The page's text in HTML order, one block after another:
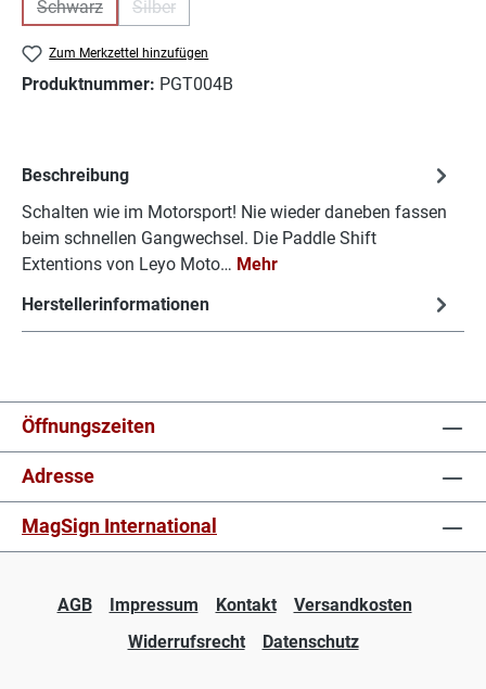
Schwarz
(Diese Option ist zurzeit nicht verfügbar.)
Silber
Zum Merkzettel hinzufügen
Produktnummer: PGT004B
Beschreibung
Schalten wie im Motorsport! Nie wieder daneben fassen
beim schnellen Gangwechsel. Die Paddle Shift
Extentions von Leyo Moto… Mehr
Herstellerinformationen
Öffnungszeiten
Adresse
MagSign International
AGB Impressum Kontakt
Versandkosten
Widerrufsrecht
Datenschutz